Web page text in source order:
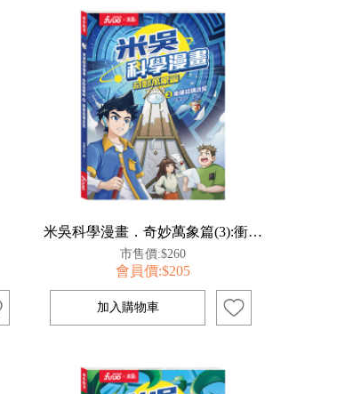
米吳科學漫畫．奇妙萬象篇(3):衝破結構迷宮
市售價:$260
會員價:$205